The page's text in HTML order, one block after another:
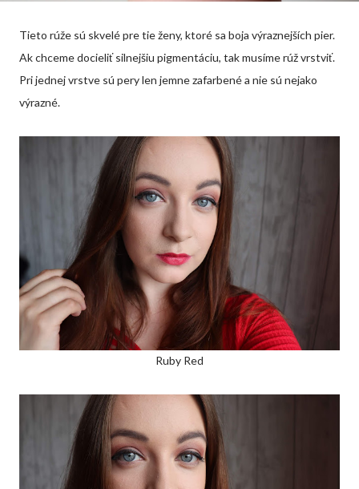
Tieto rúže sú skvelé pre tie ženy, ktoré sa boja výraznejších pier.
Ak chceme docieliť silnejšiu pigmentáciu, tak musíme rúž vrstviť.
Pri jednej vrstve sú pery len jemne zafarbené a nie sú nejako
výrazné.
Ruby Red